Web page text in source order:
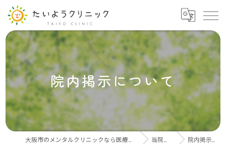
院内掲示について
当院について 院内掲示について